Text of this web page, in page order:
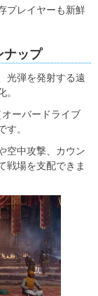
プレイヤーも新鮮
ナップ
光弾を発射する遠
ーバードライブ
。
空中攻撃、カウン
戦場を支配できま